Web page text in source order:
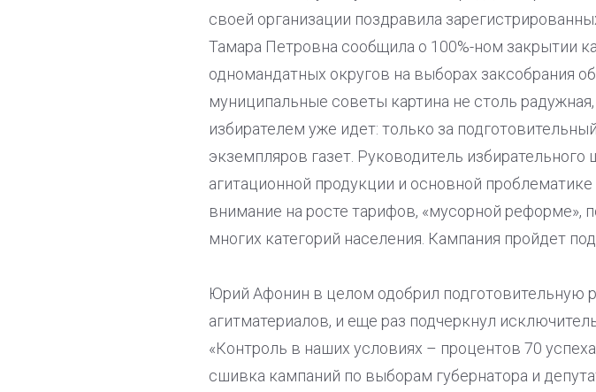
своей организации поздравила
Тамара Петровна сообщила о 100%-ном закрытии
одномандатных округов на выборах заксобрания
муниципальные советы картина не столь
избирателем уже идет: только за
экземпляров газет. Руководитель
агитационной продукции и основной
внимание на росте тарифов, «мусорной реформе»,
многих категорий населения. Кампания пройдет
Юрий Афонин в целом одобрил подготовительную
агитматериалов, и еще раз подчеркнул
«Контроль в наших условиях – процентов 70
сшивка кампаний по выборам губернатора и